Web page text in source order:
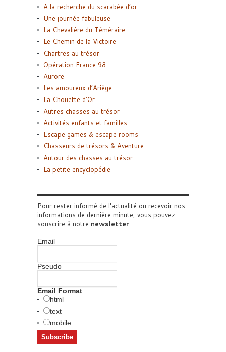
A la recherche du scarabée d’or
Une journée fabuleuse
La Chevalière du Téméraire
Le Chemin de la Victoire
Chartres au trésor
Opération France 98
Aurore
Les amoureux d’Ariège
La Chouette d’Or
Autres chasses au trésor
Activités enfants et familles
Escape games & escape rooms
Chasseurs de trésors & Aventure
Autour des chasses au trésor
La petite encyclopédie
Pour rester informé de l'actualité ou recevoir nos
informations de dernière minute, vous pouvez
souscrire à notre newsletter.
Email
Pseudo
Email Format
html
text
mobile